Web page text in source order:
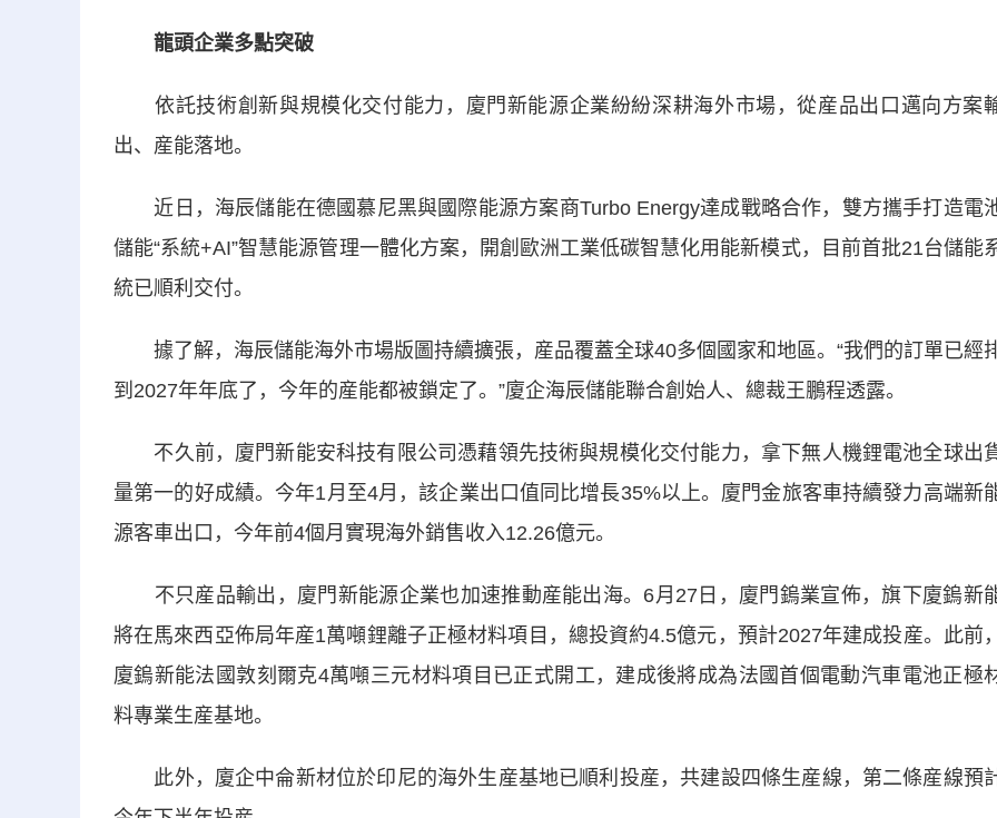
龍頭企業多點突破
依託技術創新與規模化交付能力，廈門新能源企業紛紛深耕海外市場，從産品出口邁向方案
出、産能落地。
近日，海辰儲能在德國慕尼黑與國際能源方案商Turbo Energy達成戰略合作，雙方攜手打造電
儲能“系統+AI”智慧能源管理一體化方案，開創歐洲工業低碳智慧化用能新模式，目前首批21台儲能
統已順利交付。
據了解，海辰儲能海外市場版圖持續擴張，産品覆蓋全球40多個國家和地區。“我們的訂單已經
到2027年年底了，今年的産能都被鎖定了。”廈企海辰儲能聯合創始人、總裁王鵬程透露。
不久前，廈門新能安科技有限公司憑藉領先技術與規模化交付能力，拿下無人機鋰電池全球出
量第一的好成績。今年1月至4月，該企業出口值同比增長35%以上。廈門金旅客車持續發力高端新
源客車出口，今年前4個月實現海外銷售收入12.26億元。
不只産品輸出，廈門新能源企業也加速推動産能出海。6月27日，廈門鎢業宣佈，旗下廈鎢新
將在馬來西亞佈局年産1萬噸鋰離子正極材料項目，總投資約4.5億元，預計2027年建成投産。此前，
廈鎢新能法國敦刻爾克4萬噸三元材料項目已正式開工，建成後將成為法國首個電動汽車電池正極
料專業生産基地。
此外，廈企中侖新材位於印尼的海外生産基地已順利投産，共建設四條生産線，第二條産線預